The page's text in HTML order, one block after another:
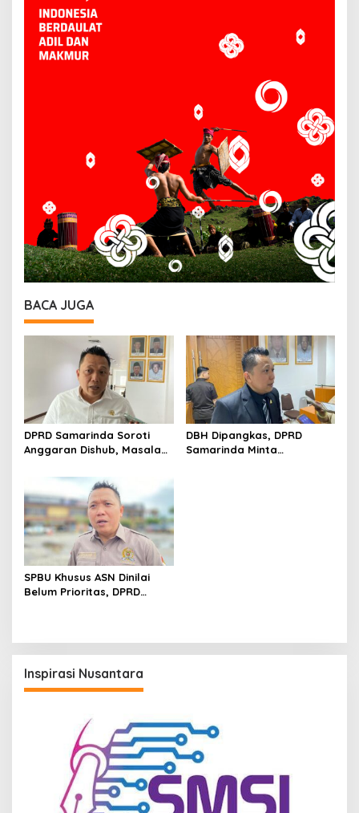
BACA JUGA
DPRD Samarinda Soroti
Anggaran Dishub, Masalah
Belum Tertangani Optimal
DBH Dipangkas, DPRD
Samarinda Minta
SPBU Khusus ASN Dinilai
Belum Prioritas, DPRD
Inspirasi Nusantara